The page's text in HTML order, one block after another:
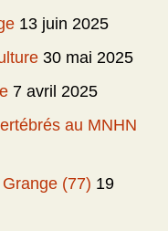
13 juin 2025
30 mai 2025
7 avril 2025
au MNHN
(77) 19